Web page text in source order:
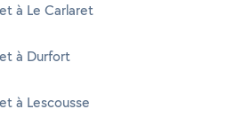
à Le Carlaret
à Durfort
à Lescousse